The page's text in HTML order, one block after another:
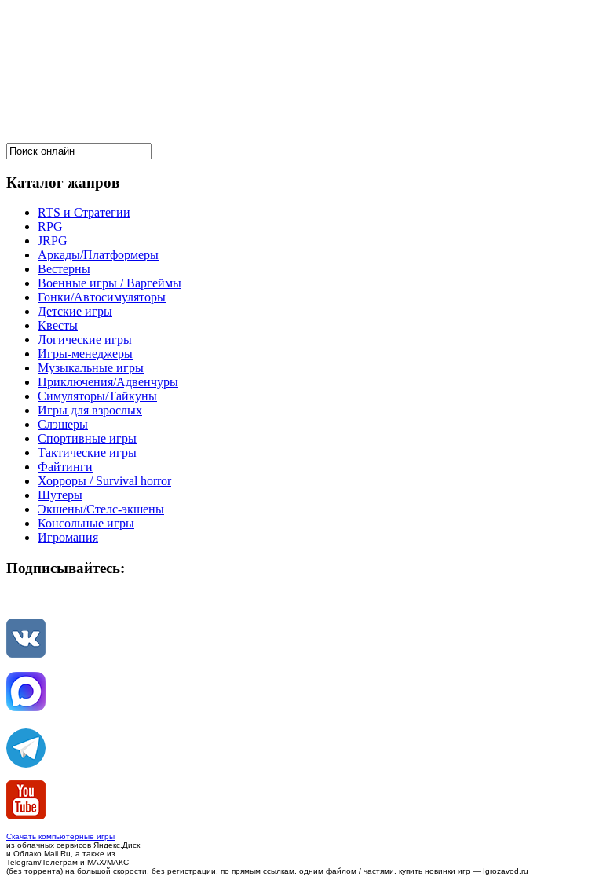
Каталог жанров
RTS и Стратегии
RPG
JRPG
Аркады/Платформеры
Вестерны
Военные игры / Варгеймы
Гонки/Автосимуляторы
Детские игры
Квесты
Логические игры
Игры-менеджеры
Музыкальные игры
Приключения/Адвенчуры
Симуляторы/Тайкуны
Игры для взрослых
Слэшеры
Спортивные игры
Тактические игры
Файтинги
Хорроры / Survival horror
Шутеры
Экшены/Стелс-экшены
Консольные игры
Игромания
Подписывайтесь:
Скачать компьютерные игры
из облачных сервисов Яндекс.Диск
и Облако Mail.Ru, а также из
Telegram/Телеграм и MAX/МАКС
(без торрента) на большой скорости, без регистрации, по прямым ссылкам, одним файлом / частями, купить новинки игр — Igrozavod.ru